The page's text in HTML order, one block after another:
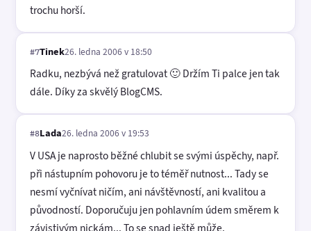
trochu horší.
#7Tinek26. ledna 2006 v 18:50
Radku, nezbývá než gratulovat 🙂 Držím Ti palce jen tak
dále. Díky za skvělý BlogCMS.
#8Lada26. ledna 2006 v 19:53
V USA je naprosto běžné chlubit se svými úspěchy, např.
při nástupním pohovoru je to téměř nutnost... Tady se
nesmí vyčnívat ničím, ani návštěvností, ani kvalitou a
původností. Doporučuju jen pohlavním údem směrem k
závistivým nickám... To se snad ještě může.